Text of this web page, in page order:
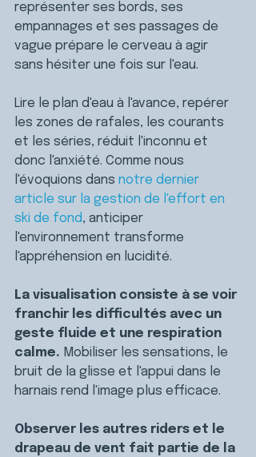
représenter ses bords, ses
empannages et ses passages de
vague prépare le cerveau à agir
sans hésiter une fois sur l'eau.
Lire le plan d'eau à l'avance, repérer
les zones de rafales, les courants
et les séries, réduit l'inconnu et
donc l'anxiété. Comme nous
l'évoquions dans notre dernier
article sur la gestion de l'effort en
ski de fond, anticiper
l'environnement transforme
l'appréhension en lucidité.
La visualisation consiste à se voir
franchir les difficultés avec un
geste fluide et une respiration
calme. Mobiliser les sensations, le
bruit de la glisse et l'appui dans le
harnais rend l'image plus efficace.
Observer les autres riders et le
drapeau de vent fait partie de la